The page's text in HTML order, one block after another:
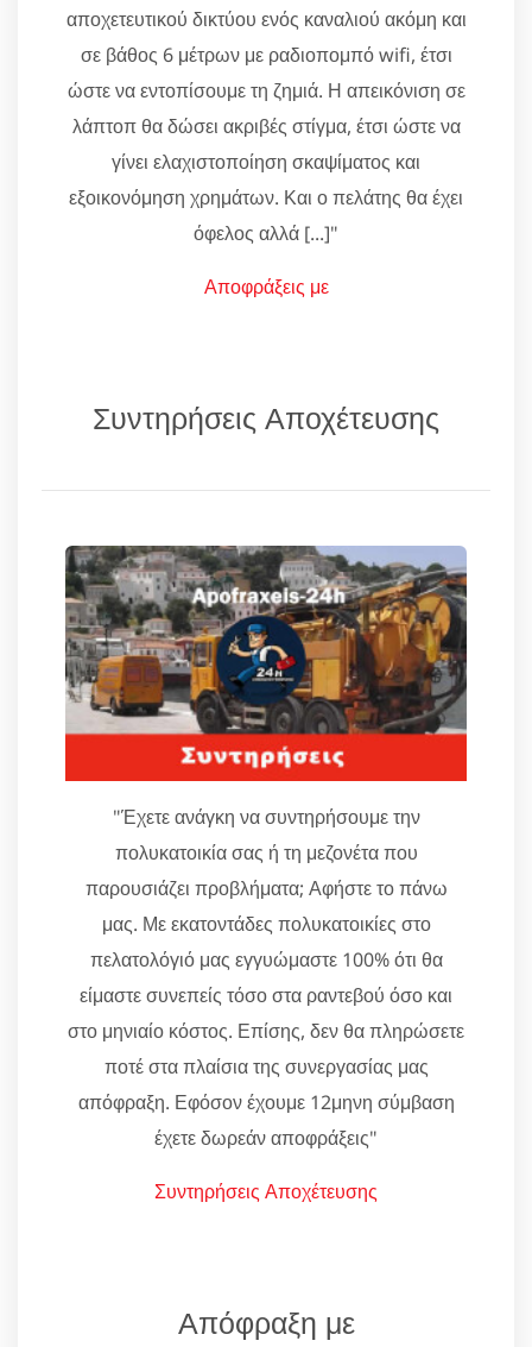
αποχετευτικού δικτύου ενός καναλιού ακόμη και
σε βάθος 6 μέτρων με ραδιοπομπό wifi, έτσι
ώστε να εντοπίσουμε τη ζημιά. Η απεικόνιση σε
λάπτοπ θα δώσει ακριβές στίγμα, έτσι ώστε να
γίνει ελαχιστοποίηση σκαψίματος και
εξοικονόμηση χρημάτων. Και ο πελάτης θα έχει
όφελος αλλά [...]"
Αποφράξεις με
Συντηρήσεις Αποχέτευσης
"Έχετε ανάγκη να συντηρήσουμε την
πολυκατοικία σας ή τη μεζονέτα που
παρουσιάζει προβλήματα; Αφήστε το πάνω
μας. Με εκατοντάδες πολυκατοικίες στο
πελατολόγιό μας εγγυώμαστε 100% ότι θα
είμαστε συνεπείς τόσο στα ραντεβού όσο και
στο μηνιαίο κόστος. Επίσης, δεν θα πληρώσετε
ποτέ στα πλαίσια της συνεργασίας μας
απόφραξη. Εφόσον έχουμε 12μηνη σύμβαση
έχετε δωρεάν αποφράξεις"
Συντηρήσεις Αποχέτευσης
Απόφραξη με